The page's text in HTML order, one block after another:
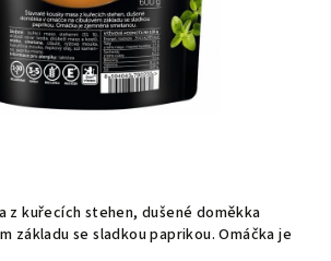
z kuřecích stehen, dušené doměkka
základu se sladkou paprikou. Omáčka je